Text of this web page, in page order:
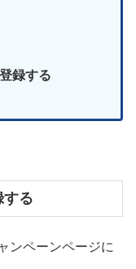
録する
る
ンペーンページに